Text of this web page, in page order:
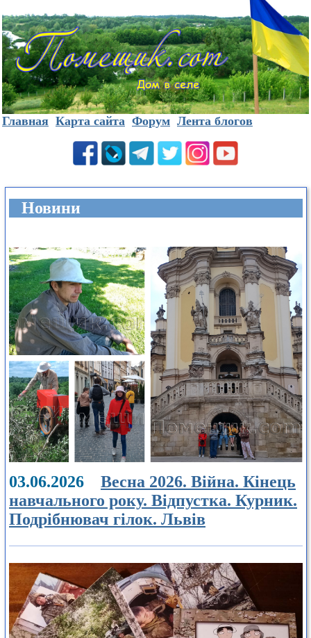
Главная Карта сайта Форум Лента блогов
Новини
03.06.2026 Весна 2026. Війна. Кінець
навчального року. Відпустка. Курник.
Подрібнювач гілок. Львів